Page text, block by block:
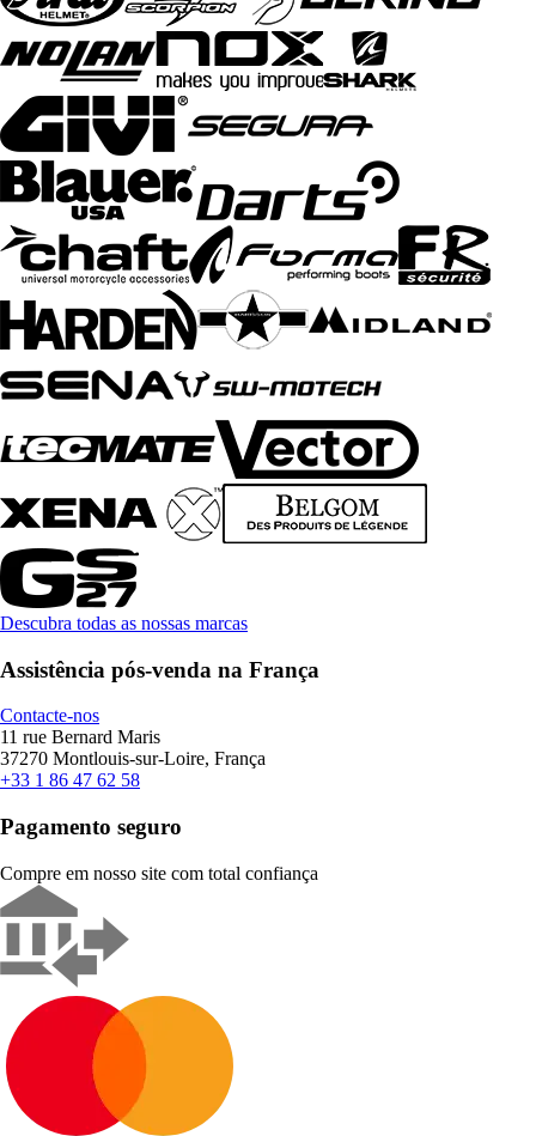
Descubra todas as nossas marcas
Assistência pós-venda na França
Contacte-nos
11 rue Bernard Maris
37270 Montlouis-sur-Loire, França
+33 1 86 47 62 58
Pagamento seguro
Compre em nosso site com total confiança